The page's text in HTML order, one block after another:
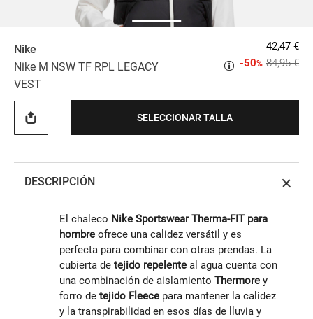
Nike
Nike M NSW TF RPL LEGACY
VEST
42,47 €
84,95 €
-50%
SELECCIONAR TALLA
DESCRIPCIÓN
El chaleco Nike Sportswear Therma-FIT para
hombre ofrece una calidez versátil y es
perfecta para combinar con otras prendas. La
cubierta de tejido repelente al agua cuenta con
una combinación de aislamiento Thermore y
forro de tejido Fleece para mantener la calidez
y la transpirabilidad en esos días de lluvia y